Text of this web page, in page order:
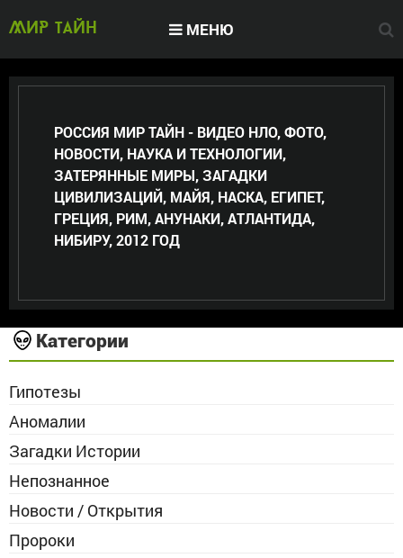
МИР тайн МЕНЮ
РОССИЯ МИР ТАЙН - ВИДЕО НЛО, ФОТО,
НОВОСТИ, НАУКА И ТЕХНОЛОГИИ,
ЗАТЕРЯННЫЕ МИРЫ, ЗАГАДКИ
ЦИВИЛИЗАЦИЙ, МАЙЯ, НАСКА, ЕГИПЕТ,
ГРЕЦИЯ, РИМ, АНУНАКИ, АТЛАНТИДА,
НИБИРУ, 2012 ГОД
Категории
Гипотезы
Аномалии
Загадки Истории
Непознанное
Новости / Открытия
Пророки